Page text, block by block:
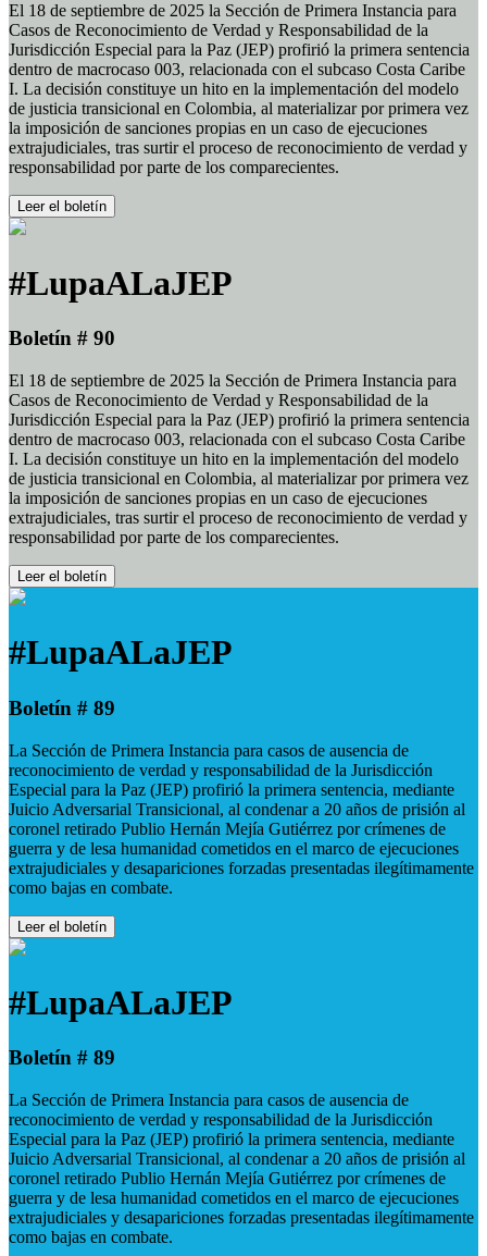
El 18 de septiembre de 2025 la Sección de Primera Instancia para
Casos de Reconocimiento de Verdad y Responsabilidad de la
Jurisdicción Especial para la Paz (JEP) profirió la primera sentencia
dentro de macrocaso 003, relacionada con el subcaso Costa Caribe
I. La decisión constituye un hito en la implementación del modelo
de justicia transicional en Colombia, al materializar por primera vez
la imposición de sanciones propias en un caso de ejecuciones
extrajudiciales, tras surtir el proceso de reconocimiento de verdad y
responsabilidad por parte de los comparecientes.
Leer el boletín
#LupaALaJEP
Boletín # 90
El 18 de septiembre de 2025 la Sección de Primera Instancia para
Casos de Reconocimiento de Verdad y Responsabilidad de la
Jurisdicción Especial para la Paz (JEP) profirió la primera sentencia
dentro de macrocaso 003, relacionada con el subcaso Costa Caribe
I. La decisión constituye un hito en la implementación del modelo
de justicia transicional en Colombia, al materializar por primera vez
la imposición de sanciones propias en un caso de ejecuciones
extrajudiciales, tras surtir el proceso de reconocimiento de verdad y
responsabilidad por parte de los comparecientes.
Leer el boletín
#LupaALaJEP
Boletín # 89
La Sección de Primera Instancia para casos de ausencia de
reconocimiento de verdad y responsabilidad de la Jurisdicción
Especial para la Paz (JEP) profirió la primera sentencia, mediante
Juicio Adversarial Transicional, al condenar a 20 años de prisión al
coronel retirado Publio Hernán Mejía Gutiérrez por crímenes de
guerra y de lesa humanidad cometidos en el marco de ejecuciones
extrajudiciales y desapariciones forzadas presentadas ilegítimamente
como bajas en combate.
Leer el boletín
#LupaALaJEP
Boletín # 89
La Sección de Primera Instancia para casos de ausencia de
reconocimiento de verdad y responsabilidad de la Jurisdicción
Especial para la Paz (JEP) profirió la primera sentencia, mediante
Juicio Adversarial Transicional, al condenar a 20 años de prisión al
coronel retirado Publio Hernán Mejía Gutiérrez por crímenes de
guerra y de lesa humanidad cometidos en el marco de ejecuciones
extrajudiciales y desapariciones forzadas presentadas ilegítimamente
como bajas en combate.